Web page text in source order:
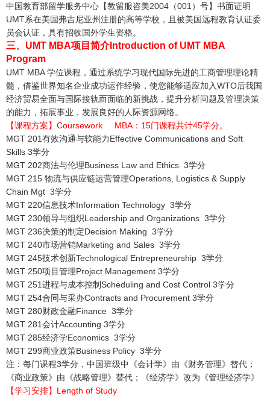
中国教育部留学服务中心【教留服咨美2004（001）号】书面证明
UMT系在美国弗吉尼亚州注册的高等学校，且被美国远程教育认证委
员会认证，具有招收国外学生资格。
三、UMT MBA项目简介Introduction of UMT MBA
Program
UMT MBA 学位课程，通过系统学习现代国际先进的工商管理理论精
髓，借鉴世界知名企业成功运作经验，使您能够适应加入WTO后我国
经济贸易全面与国际接轨而面临的新挑战，提升分析问题及管理决策
的能力，拓展事业，发展良好的人际资源网络。
【课程方案】Coursework MBA：15门课程共计45学分。
MGT 201有效沟通与软能力Effective Communications and Soft
Skills 3学分
MGT 202商法与伦理Business Law and Ethics 3学分
MGT 215 物流与供应链运营管理Operations, Logistics & Supply
Chain Mgt 3学分
MGT 220信息技术Information Technology 3学分
MGT 230领导与组织Leadership and Organizations 3学分
MGT 236决策的制定Decision Making 3学分
MGT 240市场营销Marketing and Sales 3学分
MGT 245技术创新Technological Entrepreneurship 3学分
MGT 250项目管理Project Management 3学分
MGT 251进程与成本控制Scheduling and Cost Control 3学分
MGT 254合同与采办Contracts and Procurement 3学分
MGT 280财政金融Finance 3学分
MGT 281会计Accounting 3学分
MGT 285经济学Economics 3学分
MGT 299商业政策Business Policy 3学分
注：每门课程3学分，中国班级中《会计学》由《财务管理》替代；
《商业政策》由《战略管理》替代；《经济学》改为《管理经济学》
【学习安排】Length of Study